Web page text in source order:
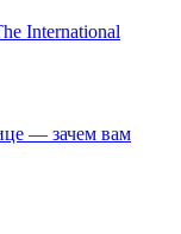
International
— зачем вам